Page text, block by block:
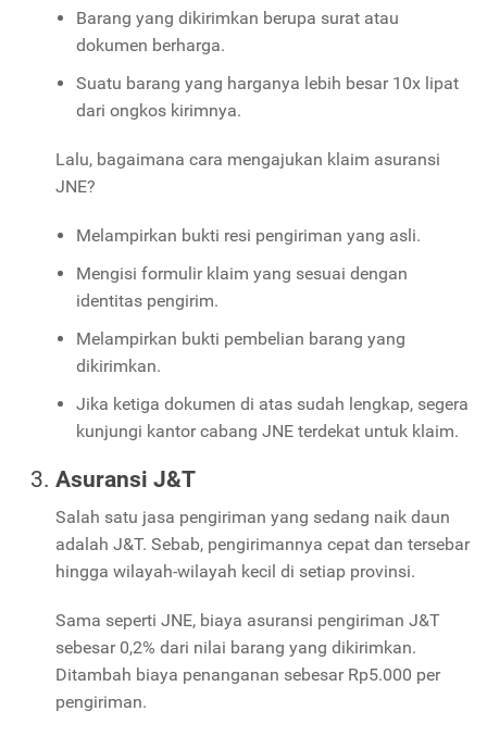
Barang yang dikirimkan berupa surat atau
dokumen berharga.
Suatu barang yang harganya lebih besar 10x lipat
dari ongkos kirimnya.
Lalu, bagaimana cara mengajukan klaim asuransi
JNE?
Melampirkan bukti resi pengiriman yang asli.
Mengisi formulir klaim yang sesuai dengan
identitas pengirim.
Melampirkan bukti pembelian barang yang
dikirimkan.
Jika ketiga dokumen di atas sudah lengkap, segera
kunjungi kantor cabang JNE terdekat untuk klaim.
Asuransi J&T
Salah satu jasa pengiriman yang sedang naik daun
adalah J&T. Sebab, pengirimannya cepat dan tersebar
hingga wilayah-wilayah kecil di setiap provinsi.
Sama seperti JNE, biaya asuransi pengiriman J&T
sebesar 0,2% dari nilai barang yang dikirimkan.
Ditambah biaya penanganan sebesar Rp5.000 per
pengiriman.